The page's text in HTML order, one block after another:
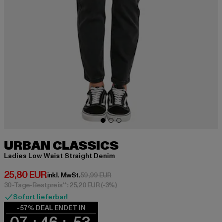
URBAN CLASSICS
Ladies Low Waist Straight Denim
25,80 EUR
Derzeitiger Preis: 25,80 EUR
inkl. MwSt.59,99 EURAktionspreis: 59,99 EUR
30-Tage-Bestpreis**: 25,20 EUR(-3%)
Sofort lieferbar!
-57% DEAL ENDET IN